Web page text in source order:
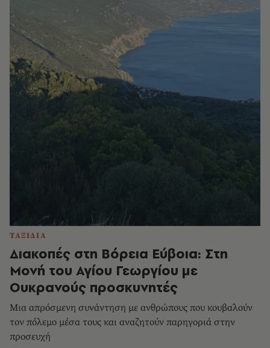
ΤΑΞΙΔΙΑ
Διακοπές στη Βόρεια Εύβοια: Στη
Μονή του Αγίου Γεωργίου με
Ουκρανούς προσκυνητές
Μια απρόσμενη συνάντηση με ανθρώπους που κουβαλούν
τον πόλεμο μέσα τους και αναζητούν παρηγοριά στην
προσευχή